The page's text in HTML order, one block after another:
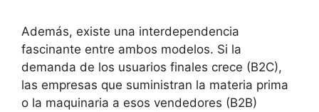
Además, existe una interdependencia
fascinante entre ambos modelos. Si la
demanda de los usuarios finales crece (B2C),
las empresas que suministran la materia prima
o la maquinaria a esos vendedores (B2B)